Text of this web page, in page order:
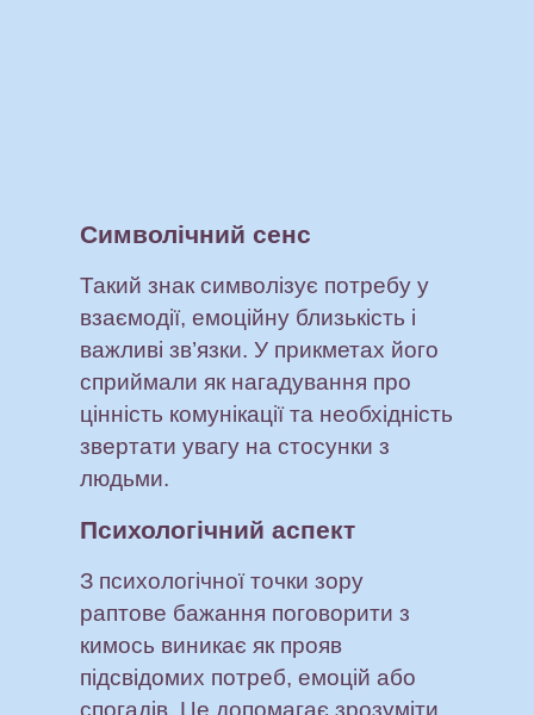
Символічний сенс
Такий знак символізує потребу у
взаємодії, емоційну близькість і
важливі зв’язки. У прикметах його
сприймали як нагадування про
цінність комунікації та необхідність
звертати увагу на стосунки з
людьми.
Психологічний аспект
З психологічної точки зору
раптове бажання поговорити з
кимось виникає як прояв
підсвідомих потреб, емоцій або
спогадів. Це допомагає зрозуміти